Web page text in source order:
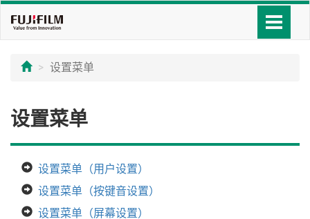
设置菜单
设置菜单
设置菜单（用户设置）
设置菜单（按键音设置）
设置菜单（屏幕设置）